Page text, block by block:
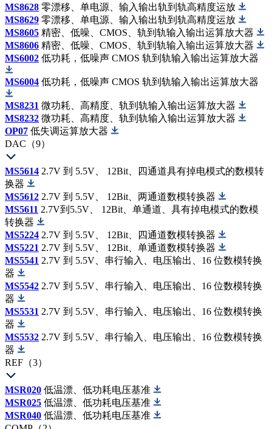
MS8628 零漂移、单电源、输入输出轨到轨高精度运放
MS8629 零漂移、单电源、输入输出轨到轨高精度运放
MS8605 精密、低噪、CMOS、轨到轨输入输出运算放大器
MS8606 精密、低噪、CMOS、轨到轨输入输出运算放大器
MS6002 低功耗，低噪声 CMOS 轨到轨输入输出运算放大器
MS6004 低功耗，低噪声 CMOS 轨到轨输入输出运算放大器
MS8231 微功耗、高精度、轨到轨输入输出运算放大器
MS8232 微功耗、高精度、轨到轨输入输出运算放大器
OP07 低失调运算放大器
DAC（9）
MS5614 2.7V 到 5.5V、 12Bit、四通道具有掉电模式的数模转
换器
MS5612 2.7V 到 5.5V、 12Bit、两通道数模转换器
MS5611 2.7V到5.5V、 12Bit、单通道、具有掉电模式的数模
转换器
MS5224 2.7V 到 5.5V、 12Bit、四通道数模转换器
MS5221 2.7V 到 5.5V、 12Bit、单通道数模转换器
MS5541 2.7V 到 5.5V、串行输入、电压输出、16 位数模转换
器
MS5542 2.7V 到 5.5V、串行输入、电压输出、16 位数模转换
器
MS5531 2.7V 到 5.5V、串行输入、电压输出、16 位数模转换
器
MS5532 2.7V 到 5.5V、串行输入、电压输出、16 位数模转换
器
REF（3）
MSR020 低温漂、低功耗电压基准
MSR025 低温漂、低功耗电压基准
MSR040 低温漂、低功耗电压基准